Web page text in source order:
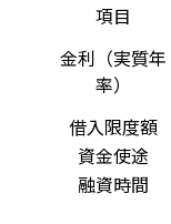
項目
金利（実質年
率）
借入限度額
資金使途
融資時間